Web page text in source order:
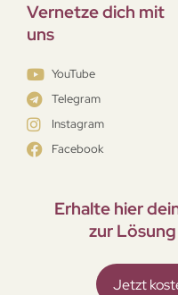
Vernetze dich mit
uns
YouTube
Telegram
Instagram
Facebook
Erhalte hier
zur
Jetzt